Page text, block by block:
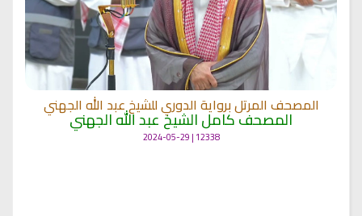
المصحف المرتل برواية الدوري للشيخ عبد الله الجهني
المصحف كامل الشيخ عبد الله الجهني
12338 | 2024-05-29